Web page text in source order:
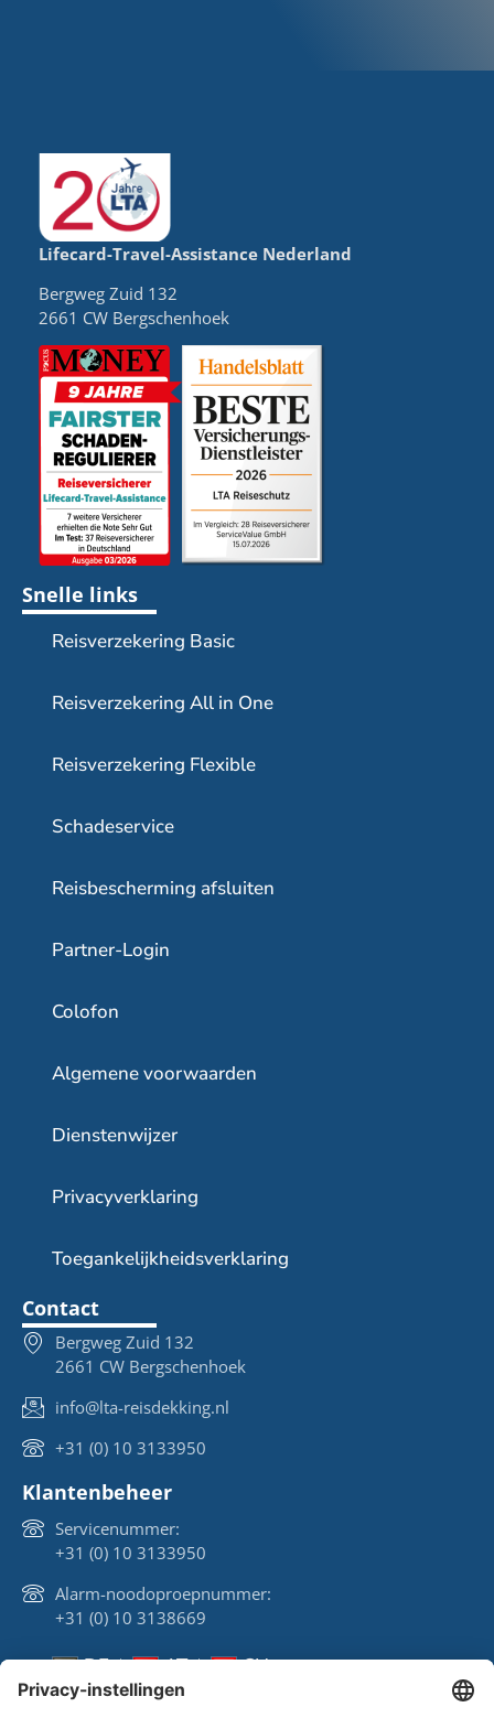
Lifecard-Travel-Assistance Nederland
Bergweg Zuid 132
2661 CW Bergschenhoek​​
Snelle links
Reisverzekering Basic
Reisverzekering All in One
Reisverzekering Flexible
Schadeservice
Reisbescherming afsluiten
Partner-Login
Colofon
Algemene voorwaarden
Dienstenwijzer
Privacyverklaring
Toegankelijkheidsverklaring
Contact
Bergweg Zuid 132
2661 CW Bergschenhoek
info@lta-reisdekking.nl
+31 (0) 10 3133950
Klantenbeheer
Servicenummer:
+31 (0) 10 3133950
Alarm-noodoproepnummer:
+31 (0) 10 3138669
DE AT CH